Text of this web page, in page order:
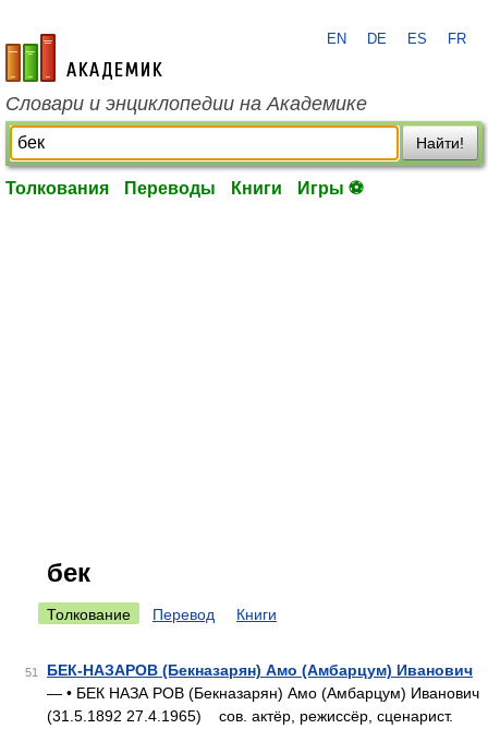
academic.ru
EN DE ES FR
Словари и энциклопедии на Академике
Найти!
Толкования Переводы Книги Игры ⚽
бек
Толкование Перевод Книги
51
БЕК-НАЗАРОВ (Бекназарян) Амо (Амбарцум) Иванович
— • БЕК НАЗА РОВ (Бекназарян) Амо (Амбарцум) Иванович
(31.5.1892 27.4.1965) сов. актёр, режиссёр, сценарист.